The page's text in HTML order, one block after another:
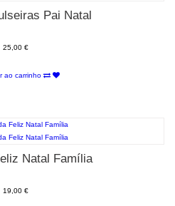
Pai Natal
25,00 €
ao carrinho
Natal Família
19,00 €